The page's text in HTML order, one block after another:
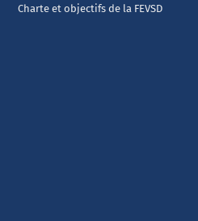
Charte et objectifs de la FEVSD